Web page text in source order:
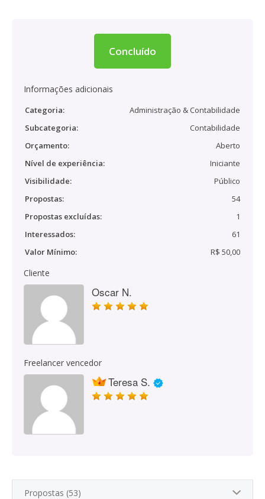
Concluído
Informações adicionais
Categoria:
Administração & Contabilidade
Subcategoria:
Contabilidade
Orçamento:
Aberto
Nível de experiência:
Iniciante
Visibilidade:
Público
Propostas:
54
Propostas excluídas:
1
Interessados:
61
Valor Mínimo:
R$ 50,00
Cliente
Oscar N.
Freelancer vencedor
Teresa S.
Propostas (53)